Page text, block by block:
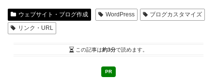
ウェブサイト・ブログ作成 WordPress
ブログカスタマイズ
リンク・URL
この記事は約3分で読めます。
PR